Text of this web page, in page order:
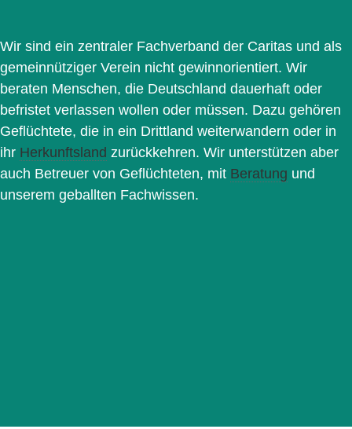
Wir sind ein zentraler Fachverband der Caritas und als
gemeinnütziger Verein nicht gewinnorientiert. Wir
beraten Menschen, die Deutschland dauerhaft oder
befristet verlassen wollen oder müssen. Dazu gehören
Geflüchtete, die in ein Drittland weiterwandern oder in
ihr Herkunftsland zurückkehren. Wir unterstützen aber
auch Betreuer von Geflüchteten, mit Beratung und
unserem geballten Fachwissen.